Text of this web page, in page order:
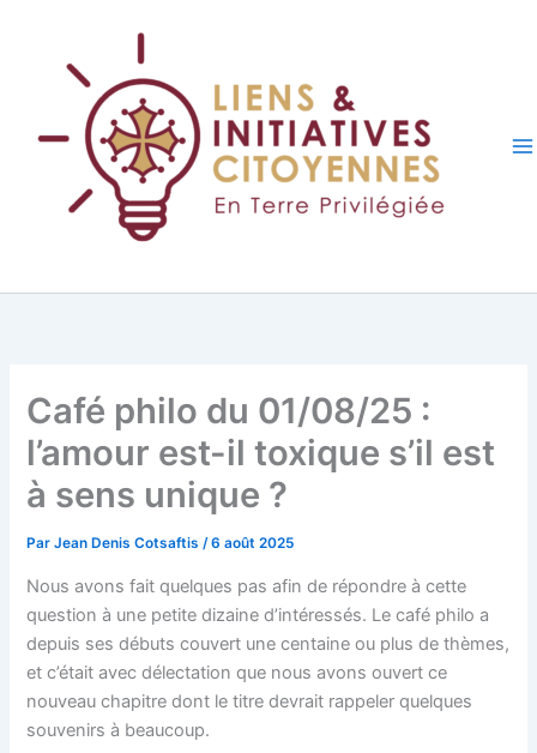
Café philo du 01/08/25 :
l’amour est-il toxique s’il est
à sens unique ?
ParJean Denis Cotsaftis/6 août 2025
Nous avons fait quelques pas afin de répondre à cette
question à une petite dizaine d’intéressés. Le café philo a
depuis ses débuts couvert une centaine ou plus de thèmes,
et c’était avec délectation que nous avons ouvert ce
nouveau chapitre dont le titre devrait rappeler quelques
souvenirs à beaucoup.